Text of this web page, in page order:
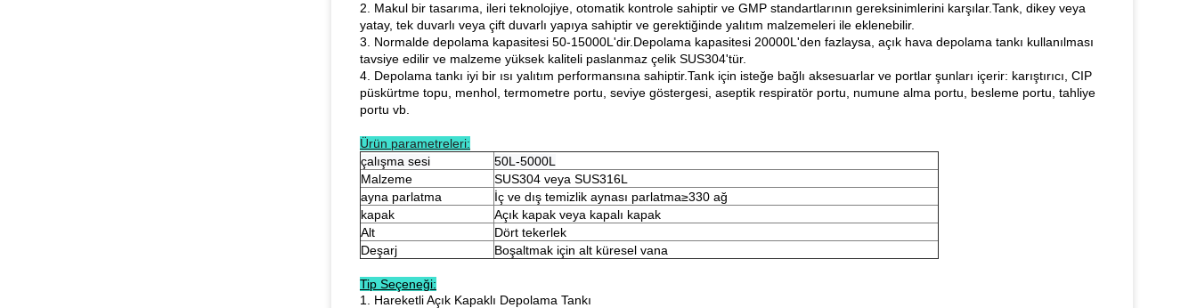
2. Makul bir tasarıma, ileri teknolojiye, otomatik kontrole sahiptir ve GMP standartlarının gereksinimlerini karşılar.Tank, dikey veya
yatay, tek duvarlı veya çift duvarlı yapıya sahiptir ve gerektiğinde yalıtım malzemeleri ile eklenebilir.
3. Normalde depolama kapasitesi 50-15000L'dir.Depolama kapasitesi 20000L'den fazlaysa, açık hava depolama tankı kullanılması
tavsiye edilir ve malzeme yüksek kaliteli paslanmaz çelik SUS304'tür.
4. Depolama tankı iyi bir ısı yalıtım performansına sahiptir.Tank için isteğe bağlı aksesuarlar ve portlar şunları içerir: karıştırıcı, CIP
püskürtme topu, menhol, termometre portu, seviye göstergesi, aseptik respiratör portu, numune alma portu, besleme portu, tahliye
portu vb.
Ürün parametreleri:
çalışma sesi
50L-5000L
Malzeme
SUS304 veya SUS316L
ayna parlatma
İç ve dış temizlik aynası parlatma≥330 ağ
kapak
Açık kapak veya kapalı kapak
Alt
Dört tekerlek
Deşarj
Boşaltmak için alt küresel vana
Tip Seçeneği:
1. Hareketli Açık Kapaklı Depolama Tankı